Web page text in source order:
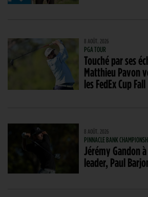
8 AOÛT. 2026
PGA TOUR
Touché par ses
Matthieu Pavon
les FedEx Cup Fall
8 AOÛT. 2026
PINNACLE BANK
Jérémy Gandon
leader, Paul